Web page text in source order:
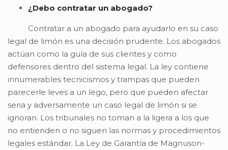
¿Debo contratar un abogado?
Contratar a un abogado para ayudarlo en su caso
legal de limón es una decisión prudente. Los abogados
actúan como la guía de sus clientes y como
defensores dentro del sistema legal. La ley contiene
innumerables tecnicismos y trampas que pueden
parecerle leves a un lego, pero que pueden afectar
seria y adversamente un caso legal de limón si se
ignoran. Los tribunales no toman a la ligera a los que
no entienden o no siguen las normas y procedimientos
legales estándar. La Ley de Garantía de Magnuson-